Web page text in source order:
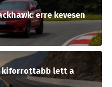
erre kevesen
kiforrottabb lett a